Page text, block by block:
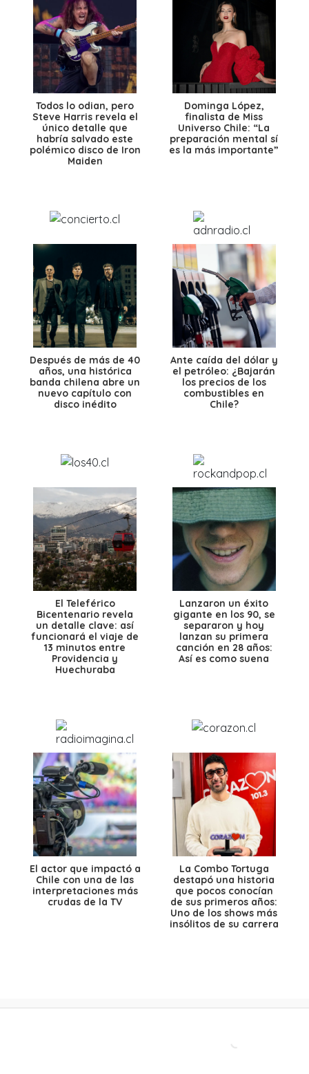
Todos lo odian, pero
Steve Harris revela el
único detalle que
habría salvado este
polémico disco de Iron
Maiden
Dominga López,
finalista de Miss
Universo Chile: “La
preparación mental sí
es la más importante”
Después de más de 40
años, una histórica
banda chilena abre un
nuevo capítulo con
disco inédito
Ante caída del dólar y
el petróleo: ¿Bajarán
los precios de los
combustibles en
Chile?
El Teleférico
Bicentenario revela
un detalle clave: así
funcionará el viaje de
13 minutos entre
Providencia y
Huechuraba
Lanzaron un éxito
gigante en los 90, se
separaron y hoy
lanzan su primera
canción en 28 años:
Así es como suena
El actor que impactó a
Chile con una de las
interpretaciones más
crudas de la TV
La Combo Tortuga
destapó una historia
que pocos conocían
de sus primeros años:
Uno de los shows más
insólitos de su carrera